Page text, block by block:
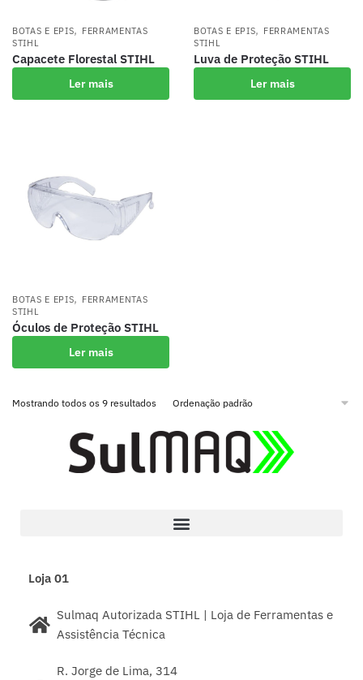
BOTAS E EPIS, FERRAMENTAS
STIHL
Capacete Florestal STIHL
Ler mais
BOTAS E EPIS, FERRAMENTAS
STIHL
Luva de Proteção STIHL
Ler mais
BOTAS E EPIS, FERRAMENTAS
STIHL
Óculos de Proteção STIHL
Ler mais
Mostrando todos os 9 resultados
Loja 01
Sulmaq Autorizada STIHL | Loja de Ferramentas e
Assistência Técnica
R. Jorge de Lima, 314